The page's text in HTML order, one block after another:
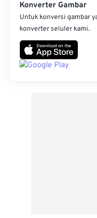
Konverter Gambar
Untuk konversi gambar
konverter seluler kami.